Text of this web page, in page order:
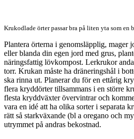
Krukodlade örter passar bra på liten yta som en
Plantera örterna i genomsläpplig, mager
eller blanda din egen jord med grus,
näringsfattig lövkompost. Lerkrukor
torr. Krukan måste ha dräneringshål i
ska rinna ut. Planerar du för en ettårig
flera kryddörter tillsammans i en större
flesta kryddväxter övervintrar och
vara en idé att ha olika sorter i separata
rätt så starkväxande (bl a oregano och
utrymmet på andras bekostnad.